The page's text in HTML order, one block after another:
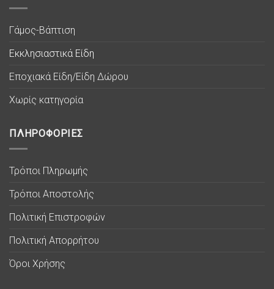
Γάμος-Βάπτιση
Εκκλησιαστικά Είδη
Εποχιακά Είδη/Είδη Δώρου
Χωρίς κατηγορία
ΠΛΗΡΟΦΟΡΙΕΣ
Τρόποι Πληρωμής
Τρόποι Αποστολής
Πολιτική Επιστροφών
Πολιτική Απορρήτου
Όροι Χρήσης